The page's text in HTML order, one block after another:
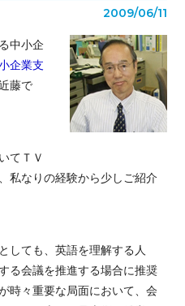
2009/06/11
中小企
企業支
藤で
てＴＶ
私なりの経験から少しご紹介
しても、英語を理解する人
る会議を推進する場合に推奨
時々重要な局面において、会